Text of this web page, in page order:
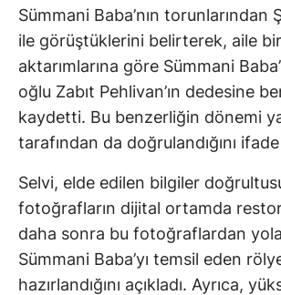
Sümmani Baba’nın torunlarından
ile görüştüklerini belirterek, aile
aktarımlarına göre Sümmani
oğlu Zabıt Pehlivan’ın dedesine
kaydetti. Bu benzerliğin dönemi
tarafından da doğrulandığını
Selvi, elde edilen bilgiler
fotoğrafların dijital ortamda
daha sonra bu fotoğraflardan yola
Sümmani Baba’yı temsil eden
hazırlandığını açıkladı. Ayrıca,